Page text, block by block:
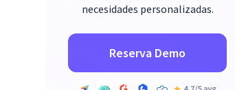
necesidades personalizadas.
Reserva Demo